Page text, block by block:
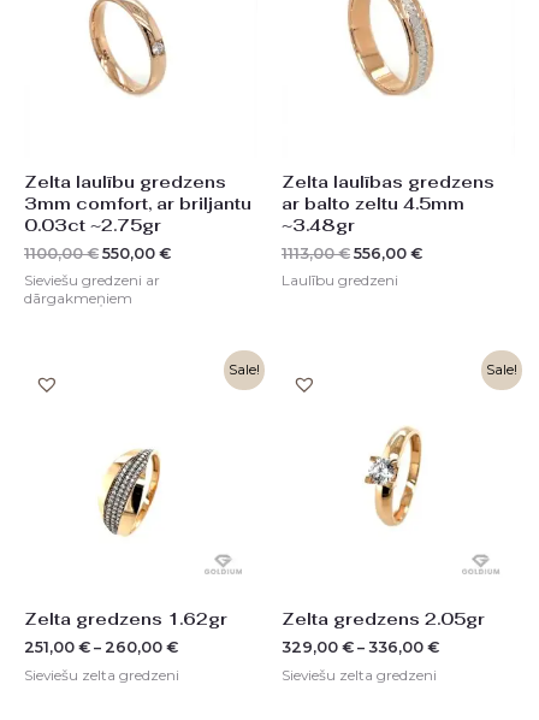
Zelta laulību gredzens
3mm comfort, ar briljantu
0.03ct ~2.75gr
1100,00€ 550,00 €
Sieviešu gredzeni ar
dārgakmeņiem
Zelta laulības gredzens
ar balto zeltu 4.5mm
~3.48gr
1113,00€ 556,00 €
Laulību gredzeni
Sale!
Zelta gredzens 1.62gr
251,00 € – 260,00 €
Sieviešu zelta gredzeni
Sale!
Zelta gredzens 2.05gr
329,00 € – 336,00 €
Sieviešu zelta gredzeni